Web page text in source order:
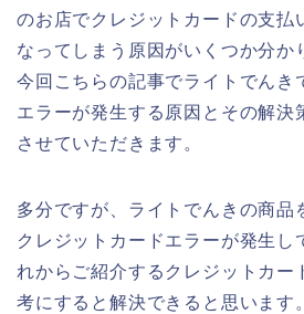
のお店でクレジットカードの支払
なってしまう原因がいくつか分か
今回こちらの記事でライトでんき
エラーが発生する原因とその解決
させていただきます。
多分ですが、ライトでんきの商品
クレジットカードエラーが発生し
れからご紹介するクレジットカー
考にすると解決できると思います